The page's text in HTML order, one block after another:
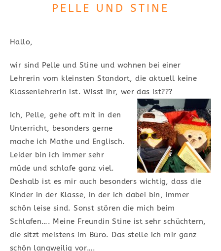
PELLE UND STINE
Hallo,
wir sind Pelle und Stine und wohnen bei einer
Lehrerin vom kleinsten Standort, die aktuell keine
Klassenlehrerin ist. Wisst ihr, wer das ist???
Ich, Pelle, gehe oft mit in den
Unterricht, besonders gerne
mache ich Mathe und Englisch.
Leider bin ich immer sehr
müde und schlafe ganz viel.
Deshalb ist es mir auch besonders wichtig, dass die
Kinder in der Klasse, in der ich dabei bin, immer
schön leise sind. Sonst stören die mich beim
Schlafen…. Meine Freundin Stine ist sehr schüchtern,
die sitzt meistens im Büro. Das stelle ich mir ganz
schön langweilig vor….